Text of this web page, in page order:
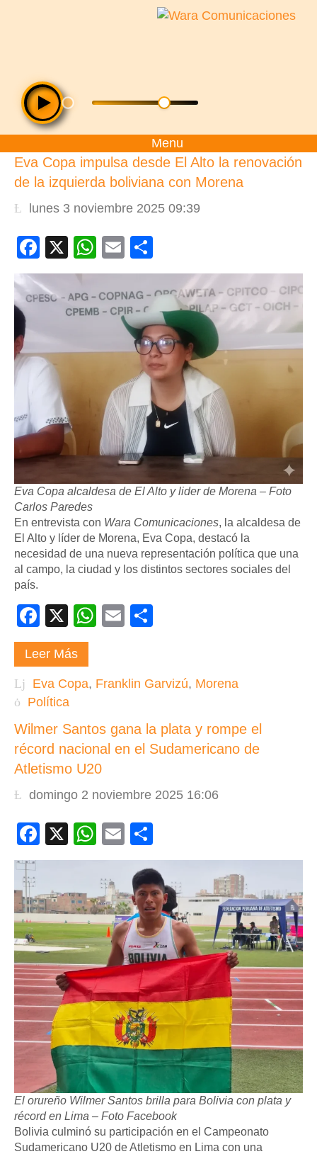
Menu
Eva Copa impulsa desde El Alto la renovación
de la izquierda boliviana con Morena
lunes 3 noviembre 2025 09:39
Facebook
X WhatsApp
Email
Eva Copa alcaldesa de El Alto y lider de Morena – Foto
Carlos Paredes
En entrevista con Wara Comunicaciones, la alcaldesa de
El Alto y líder de Morena, Eva Copa, destacó la
necesidad de una nueva representación política que una
al campo, la ciudad y los distintos sectores sociales del
país.
Facebook
X WhatsApp
Email
Leer Más
Eva Copa, Franklin Garvizú, Morena
Política
Wilmer Santos gana la plata y rompe el
récord nacional en el Sudamericano de
Atletismo U20
domingo 2 noviembre 2025 16:06
Facebook
X WhatsApp
Email
El orureño Wilmer Santos brilla para Bolivia con plata y
récord en Lima – Foto Facebook
Bolivia culminó su participación en el Campeonato
Sudamericano U20 de Atletismo en Lima con una